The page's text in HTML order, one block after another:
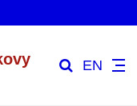
EN